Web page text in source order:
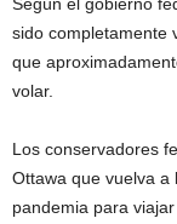
sido completamente
que
volar.
Los conservadores
Ottawa que vuelva a
pandemia para